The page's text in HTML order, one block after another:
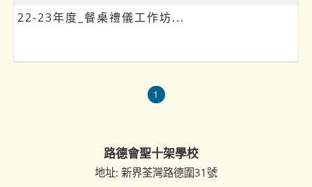
22-23年度_餐桌禮儀工作坊...
1
路德會聖十架學校
地址: 新界荃灣路德圍31號